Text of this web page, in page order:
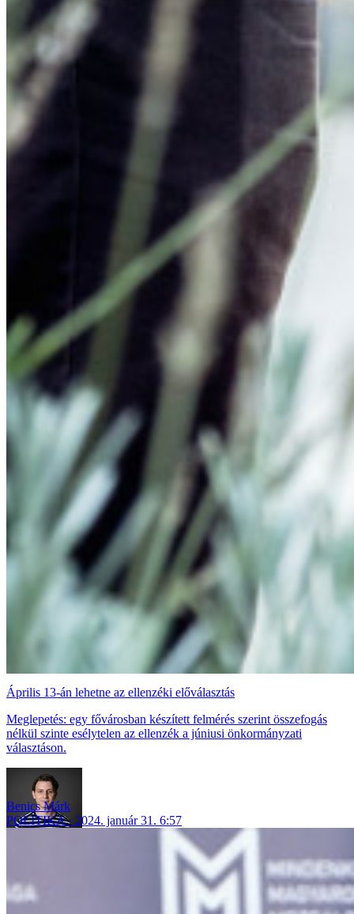
Április 13-án lehetne az ellenzéki előválasztás
Meglepetés: egy fővárosban készített felmérés szerint összefogás
nélkül szinte esélytelen az ellenzék a júniusi önkormányzati
választáson.
Benics Márk
POLITIKA
2024. január 31. 6:57